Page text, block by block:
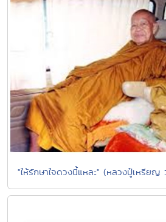
"ให้รักษาใจดวงนี้แหละ" (หลวงปู๋เหรียญ